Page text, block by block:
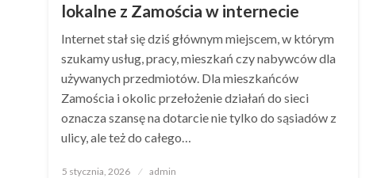
lokalne z Zamościa w internecie
Internet stał się dziś głównym miejscem, w którym
szukamy usług, pracy, mieszkań czy nabywców dla
używanych przedmiotów. Dla mieszkańców
Zamościa i okolic przełożenie działań do sieci
oznacza szansę na dotarcie nie tylko do sąsiadów z
ulicy, ale też do całego…
Opublikowane
5 stycznia, 2026 admin